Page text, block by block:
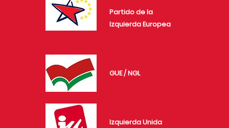
Partido de la
Izquierda Europea
GUE / NGL
Izquierda Unida